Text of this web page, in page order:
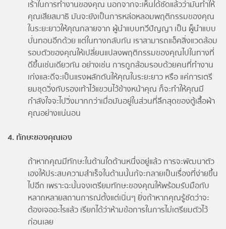
เร้าในการทำงานของคุณ นอกจากจะเห็นได้ชัดแล้วว่ามันทำให้
คุณเสียสมาธิ มันจะยังเป็นการหล่อหลอมพฤติกรรมของคุณ
ในระยะยาวให้คุณกลายจาก ผู้นำแบบทวีปัญญา เป็น ผู็นำแบบ
บั่นทอนอีกด้วย แต่ในทางกลับกัน เราสามารถแฮ็คสิ่งแวดล้อม
รอบตัวของคุณให้เปลี่ยนแปลงพฤติกรรมของคุณไปในทางที่
ดีขึ้นเช่นเดียวกัน อย่างเช่น การถูกล้อมรอบด้วยคนที่ทำงาน
เก่งและดีจะเป็นแรงผลักดันให้คุณในระยะยาว หรือ แค่การเตรี
ยมชุดวิ่งกับรองเท้าไว้แขวนไว้ข้างหน้าคุณ ก็จะทำให้คุณมี
กำลังใจจะไปวิ่งมากกว่าเมื่อมันอยู่ในส่วนที่ลึกสุดของตู้เสื้อผ้า
คุณอย่างแน่นอน
4. ทักษะของคุณเอง
ถ้าหากคุณมีทักษะในด้านใดด้านหนึ่งอยู่แล้ว การจะพัฒนาตัว
เองให้ประสบความสำเร็จในด้านนั้นก้จะกลายเป็นเรื่องที่ง่ายขึ้น
ไปอีก เพราะฉะนั้นจงเตรียมทักษะของคุณให้พร้อมรับมือกับ
หลากหลายสถานการณ์ตั้งแต่เนิ่นๆ ยิ่งถ้าหากคุณรู้ชัดว่าจะ
ต้องเจออะไรแล้ว เรียกได้ว่าห้ามข้อการในการไม่เตรียมตัวไว้
ก่อนเลย